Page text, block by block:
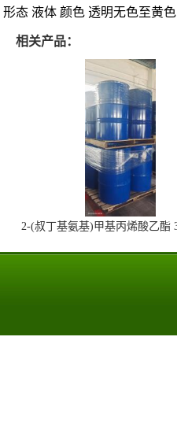
形态 液体 颜色 透明无色至黄色
相关产品：
2-(叔丁基氨基)甲基丙烯酸乙酯